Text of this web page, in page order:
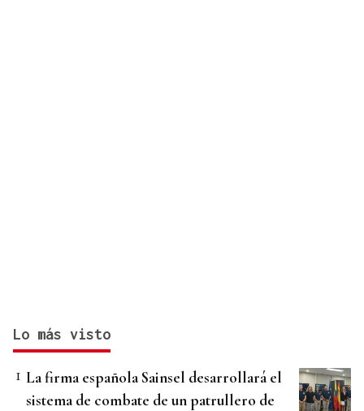
Lo más visto
La firma española Sainsel desarrollará el
sistema de combate de un patrullero de